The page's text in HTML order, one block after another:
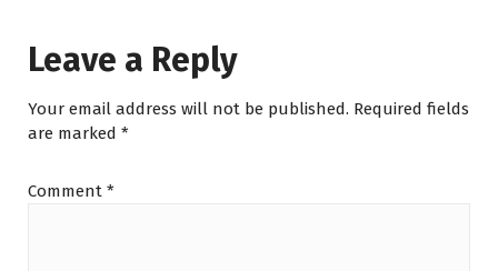
Leave a Reply
Your email address will not be published. Required fields
are marked *
Comment *